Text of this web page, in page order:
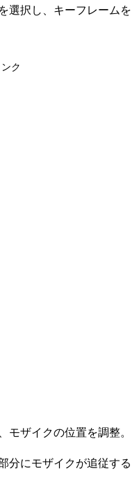
選択し、キーフレームを
ク
モザイクの位置を調整。
分にモザイクが追従する